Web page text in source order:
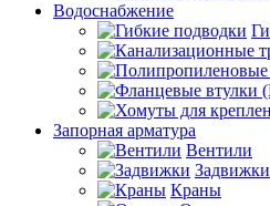
Водоснабжение
Запорная арматура
Вентили
Задвижки
Краны